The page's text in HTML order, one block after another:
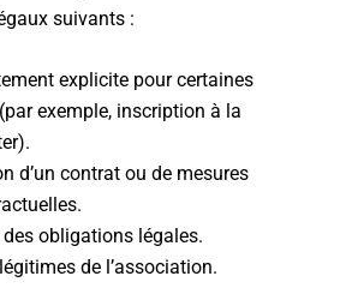
suivants :
explicite pour certaines
exemple, inscription à la
d’un contrat ou de mesures
des obligations légales.
de l’association.